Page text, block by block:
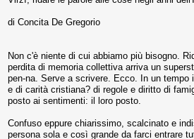
di Concita De Gregorio
Non c'è niente di cui abbiamo più bisogno.
perdita di memoria collettiva arriva un
pen-na. Serve a scrivere. Ecco. In un tempo
e di carità cristiana? di regole e diritto di
posto ai sentimenti: il loro posto.
Confuso eppure chiarissimo, scalcinato e
persona sola e così grande da farci entrare